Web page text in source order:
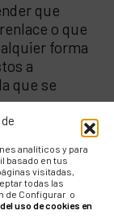
analíticos y para
basado en tus
visitadas,
todas las
de Configurar o
uso de cookies en
que
o que
forma
a
que se
el
lo
el
Web en la
no